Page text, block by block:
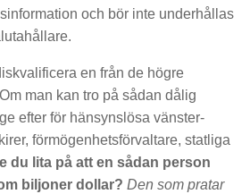
och bör inte underhållas
en från de högre
man kan tro på sådan dålig
efter för hänsynslösa vänster-
förmögenhetsförvaltare, statliga
du lita på att en sådan person
biljoner dollar? Den som pratar